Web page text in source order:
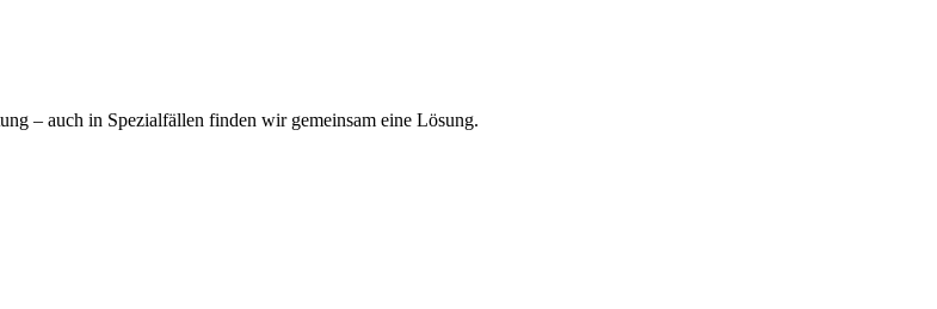
– auch in Spezialfällen finden wir gemeinsam eine Lösung.